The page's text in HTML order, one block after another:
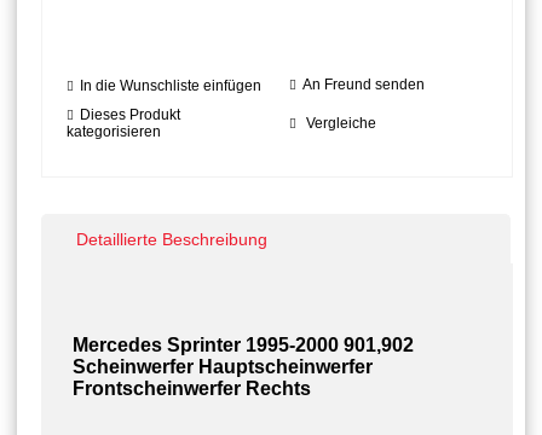
In die Wunschliste einfügen
An Freund senden
Dieses Produkt
kategorisieren
Vergleiche
Detaillierte Beschreibung
Mercedes Sprinter 1995-2000 901,902
Scheinwerfer Hauptscheinwerfer
Frontscheinwerfer Rechts